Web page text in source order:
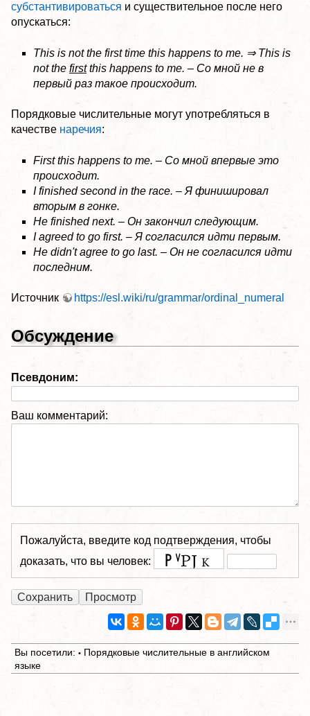
субстантивироваться и существительное после него
опускаться:
This is not the first time this happens to me. ⇒ This is
not the firstthis happens to me. – Со мной не в
первый раз такое происходит.
Порядковые числительные могут употребляться в
качестве наречия:
First this happens to me. – Со мной впервые это
происходит.
I finished second in the race. – Я финишировал
вторым в гонке.
He finished next. – Он закончил следующим.
I agreed to go first. – Я согласился идти первым.
He didn't agree to go last. – Он не согласился идти
последним.
Источник https://esl.wiki/ru/grammar/ordinal_numeral
Обсуждение
Псевдоним:
Ваш комментарий:
Пожалуйста, введите код подтверждения, чтобы
доказать, что вы человек:
Вы посетили: • Порядковые числительные в английском
языке